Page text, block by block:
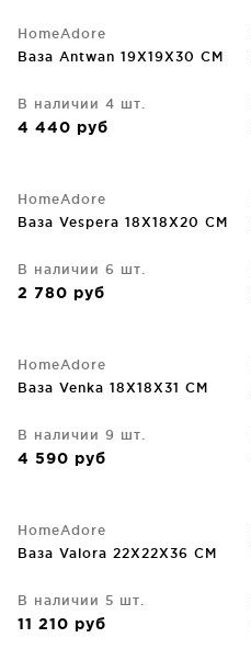
HomeAdore
Ваза Antwan 19X19X30 CM
В наличии 4 шт.
4 440 руб
HomeAdore
Ваза Vespera 18X18X20 CM
В наличии 6 шт.
2 780 руб
HomeAdore
Ваза Venka 18X18X31 CM
В наличии 9 шт.
4 590 руб
HomeAdore
Ваза Valora 22X22X36 CM
В наличии 5 шт.
11 210 руб